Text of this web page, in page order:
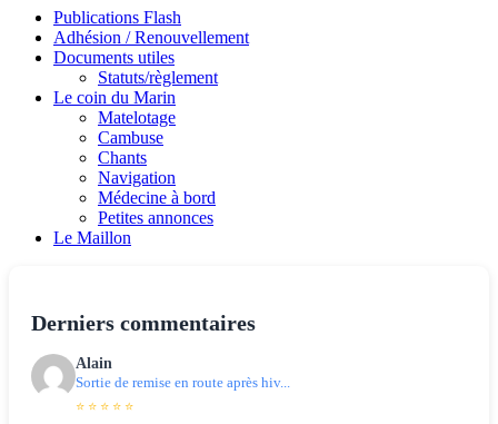
Publications Flash
Adhésion / Renouvellement
Documents utiles
Statuts/règlement
Le coin du Marin
Matelotage
Cambuse
Chants
Navigation
Médecine à bord
Petites annonces
Le Maillon
Derniers commentaires
Alain
Sortie de remise en route après hiv...
⭐ ⭐ ⭐ ⭐ ⭐